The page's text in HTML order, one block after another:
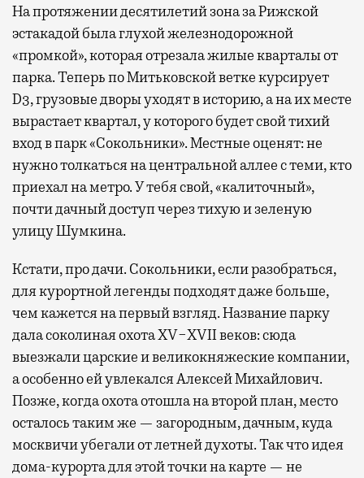
На протяжении десятилетий зона за Рижской
эстакадой была глухой железнодорожной
«промкой», которая отрезала жилые кварталы от
парка. Теперь по Митьковской ветке курсирует
D3, грузовые дворы уходят в историю, а на их месте
вырастает квартал, у которого будет свой тихий
вход в парк «Сокольники». Местные оценят: не
нужно толкаться на центральной аллее с теми, кто
приехал на метро. У тебя свой, «калиточный»,
почти дачный доступ через тихую и зеленую
улицу Шумкина.
Кстати, про дачи. Сокольники, если разобраться,
для курортной легенды подходят даже больше,
чем кажется на первый взгляд. Название парку
дала соколиная охота XV−XVII веков: сюда
выезжали царские и великокняжеские компании,
а особенно ей увлекался Алексей Михайлович.
Позже, когда охота отошла на второй план, место
осталось таким же — загородным, дачным, куда
москвичи убегали от летней духоты. Так что идея
дома-курорта для этой точки на карте — не